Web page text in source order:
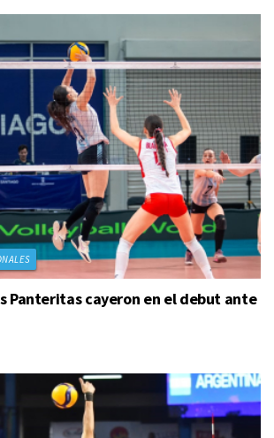
Panteritas cayeron en el debut ante